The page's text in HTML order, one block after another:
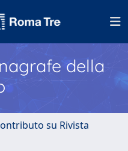
della
su Rivista